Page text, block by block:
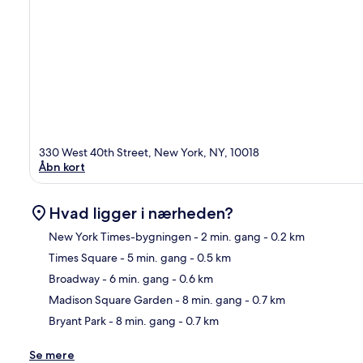
330 West 40th Street, New York, NY, 10018
Åbn kort
Hvad ligger i nærheden?
New York Times-bygningen- 2 min. gang - 0.2 km
Times Square- 5 min. gang - 0.5 km
Broadway- 6 min. gang - 0.6 km
Madison Square Garden- 8 min. gang - 0.7 km
Bryant Park- 8 min. gang - 0.7 km
Se mere